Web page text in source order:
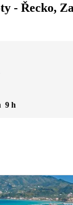
- Řecko,
9 h